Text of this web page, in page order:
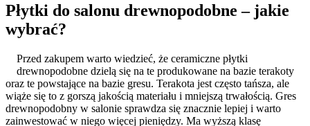
Płytki do salonu drewnopodobne – jakie
wybrać?
Przed zakupem warto wiedzieć, że ceramiczne płytki
drewnopodobne dzielą się na te produkowane na bazie terakoty
oraz te powstające na bazie gresu. Terakota jest często tańsza, ale
wiąże się to z gorszą jakością materiału i mniejszą trwałością. Gres
drewnopodobny w salonie sprawdza się znacznie lepiej i warto
zainwestować w niego więcej pieniędzy. Ma wyższą klasę